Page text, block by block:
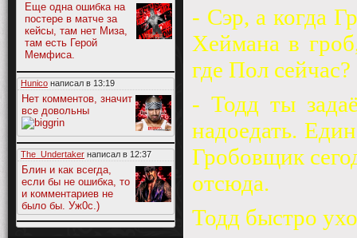
Еще одна ошибка на
постере в матче за
кейсы, там нет Миза,
там есть Герой
Мемфиса.
Hunico написал в 13:19
Нет комментов, значит
все довольны
The_Undertaker написал в 12:37
Блин и как всегда,
если бы не ошибка, то
и комментариев не
было бы. Уж0с.)
- Сэр, а когда
Хеймана в
где Пол сейчас?
- Тодд ты
надоедать.
Гробовщик
отсюда.
Тодд быстро